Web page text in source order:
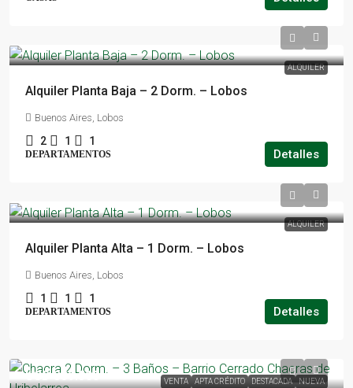
ALQUILER
Alquiler Planta Baja – 2 Dorm. – Lobos
Buenos Aires, Lobos
2 1 1
DEPARTAMENTOS Detalles
ALQUILER
Alquiler Planta Alta – 1 Dorm. – Lobos
Buenos Aires, Lobos
1 1 1
DEPARTAMENTOS Detalles
VENTA APTA CRÉDITO DESTACADA NUEVA
USD 339.500